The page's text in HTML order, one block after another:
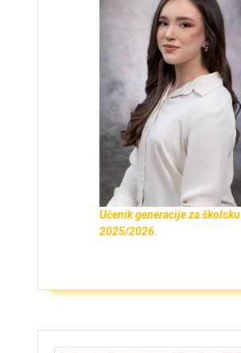
Učenik generacije za školsku
2025/2026.